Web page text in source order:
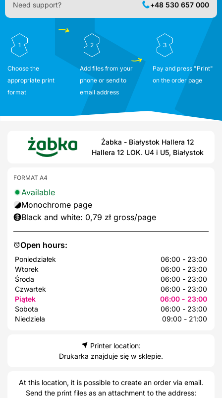
Need support? +48 530 657 000
1
Choose the
appropriate print
format
2
Add files from your
phone or send to
email address
3
Pay and press "Print"
on the order page
Żabka - Białystok Hallera 12
Hallera 12 LOK. U4 i U5, Białystok
Open hours:
Poniedziałek
06:00 - 23:00
Wtorek
06:00 - 23:00
Środa
06:00 - 23:00
Czwartek
06:00 - 23:00
Piątek
06:00 - 23:00
Sobota
06:00 - 23:00
Niedziela
09:00 - 21:00
FORMAT A4
Available
Monochrome page
Black and white: 0,79 zł gross/page
Printer location:
Drukarka znajduje się w sklepie.
At this location, it is possible to create an order via email.
Send the print files as an attachment to the address: